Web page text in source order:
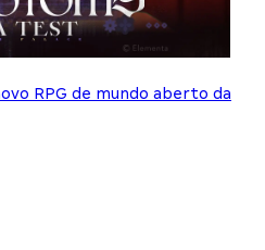
RPG de mundo aberto da